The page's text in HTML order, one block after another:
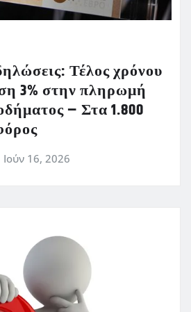
Τέλος χρόνου
3% στην πληρωμή
– Στα 1.800
Ιούν 16, 2026